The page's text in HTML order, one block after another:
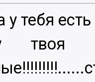
у тебя
твоя -